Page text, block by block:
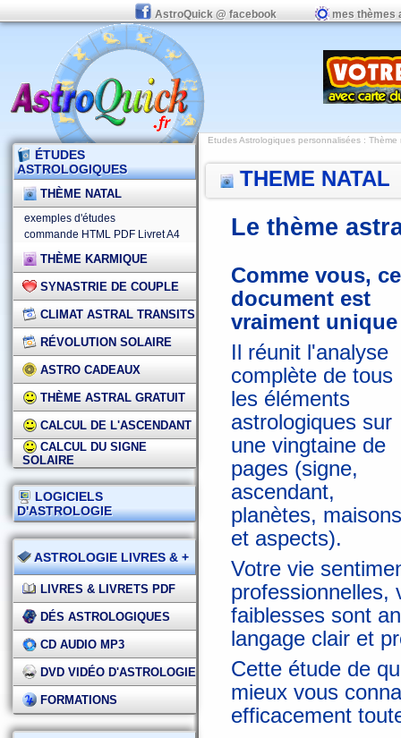
AstroQuick @ facebook mes thèmes
ÉTUDES
ASTROLOGIQUES
THÈME NATAL
exemples d'études
commande HTML PDF Livret A4
THÈME KARMIQUE
SYNASTRIE DE COUPLE
CLIMAT ASTRAL TRANSITS
RÉVOLUTION SOLAIRE
ASTRO CADEAUX
THÈME ASTRAL GRATUIT
CALCUL DE L'ASCENDANT
CALCUL DU SIGNE
SOLAIRE
LOGICIELS
D'ASTROLOGIE
ASTROLOGIE LIVRES & +
LIVRES & LIVRETS PDF
DÉS ASTROLOGIQUES
CD AUDIO MP3
DVD VIDÉO D'ASTROLOGIE
FORMATIONS
Etudes Astrologiques personnalisées : Thème
THEME NATAL
Le thème
Comme vous, ce
document est
vraiment
Il réunit l'analyse
complète de tous
les éléments
astrologiques sur
une vingtaine de
pages (signe,
ascendant,
planètes, maisons
et aspects).
Votre vie
professionnelles,
faiblesses sont
langage clair et
Cette étude de
mieux vous
efficacement